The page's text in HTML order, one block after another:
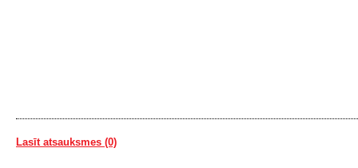
Lasīt atsauksmes (0)